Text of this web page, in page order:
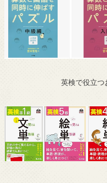
英検で役立つ